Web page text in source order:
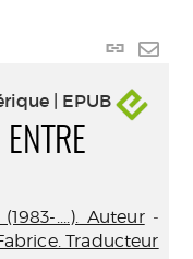
Lien
| EPUB
....). Auteur-
Traducteur